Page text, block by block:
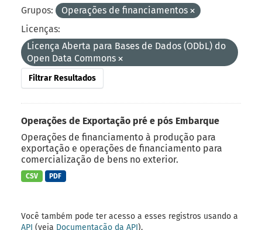
Grupos:
Operações de financiamentos
Licenças:
Licença Aberta para Bases de Dados (ODbL) do
Open Data Commons
Filtrar Resultados
Operações de Exportação pré e pós Embarque
Operações de financiamento à produção para
exportação e operações de financiamento para
comercialização de bens no exterior.
CSV PDF
Você também pode ter acesso a esses registros usando a
API (veja Documentação da API).